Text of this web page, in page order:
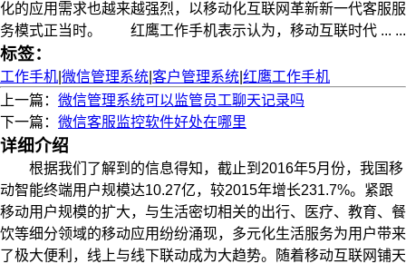
化的应用需求也越来越强烈，以移动化互联网革新新一代客服服
务模式正当时。 红鹰工作手机表示认为，移动互联时代 ... ...
标签：
工作手机 微信管理系统 客户管理系统 红鹰工作手机
上一篇： 微信管理系统可以监管员工聊天记录吗
下一篇： 微信客服监控软件好处在哪里
详细介绍
根据我们了解到的信息得知，截止到2016年5月份，我国移
动智能终端用户规模达10.27亿，较2015年增长231.7%。紧跟
移动用户规模的扩大，与生活密切相关的出行、医疗、教育、餐
饮等细分领域的移动应用纷纷涌现，多元化生活服务为用户带来
了极大便利，线上与线下联动成为大趋势。随着移动互联网铺天